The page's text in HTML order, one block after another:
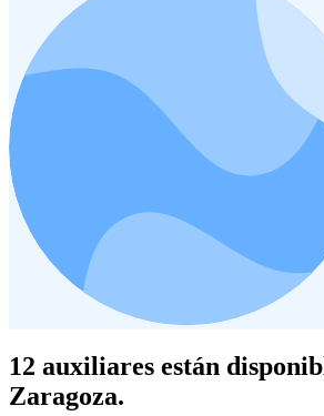
12 auxiliares están
Zaragoza.